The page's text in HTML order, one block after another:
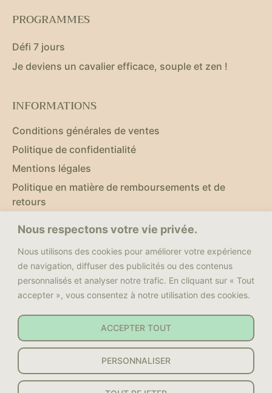
Nous respectons votre vie privée.
Nous utilisons des cookies pour améliorer votre expérience
de navigation, diffuser des publicités ou des contenus
personnalisés et analyser notre trafic. En cliquant sur « Tout
accepter », vous consentez à notre utilisation des cookies.
PERSONNALISER
ACCEPTER TOUT
PROGRAMMES
Défi 7 jours
Je deviens un cavalier efficace, souple et zen !
INFORMATIONS
Conditions générales de ventes
Politique de confidentialité
Mentions légales
Politique en matière de remboursements et de
retours
NOUS SUIVRE
Facebook
Youtube
Instagram
Nous contacter
Copyright © 2023 - Sylvie Yoga Equitation - Site créé